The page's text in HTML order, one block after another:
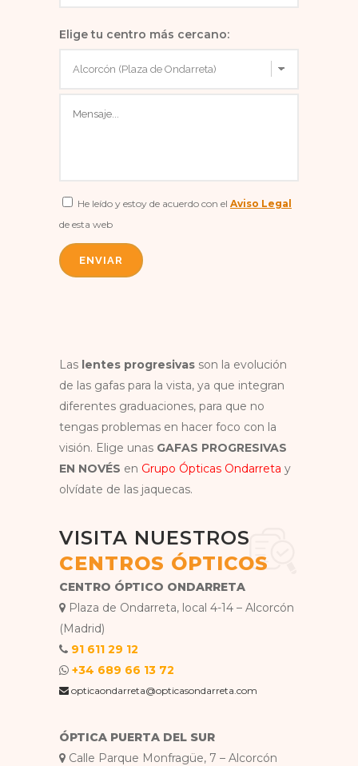
Elige tu centro más cercano:
He leído y estoy de acuerdo con el Aviso Legal
de esta web
Las lentes progresivas son la evolución
de las gafas para la vista, ya que integran
diferentes graduaciones, para que no
tengas problemas en hacer foco con la
visión. Elige unas GAFAS PROGRESIVAS
EN NOVÉS en Grupo Ópticas Ondarreta y
olvídate de las jaquecas.
VISITA NUESTROS
CENTROS ÓPTICOS
CENTRO ÓPTICO ONDARRETA
Plaza de Ondarreta, local 4-14 – Alcorcón
(Madrid)
91 611 29 12
+34 689 66 13 72
opticaondarreta@opticasondarreta.com
ÓPTICA PUERTA DEL SUR
Calle Parque Monfragüe, 7 – Alcorcón